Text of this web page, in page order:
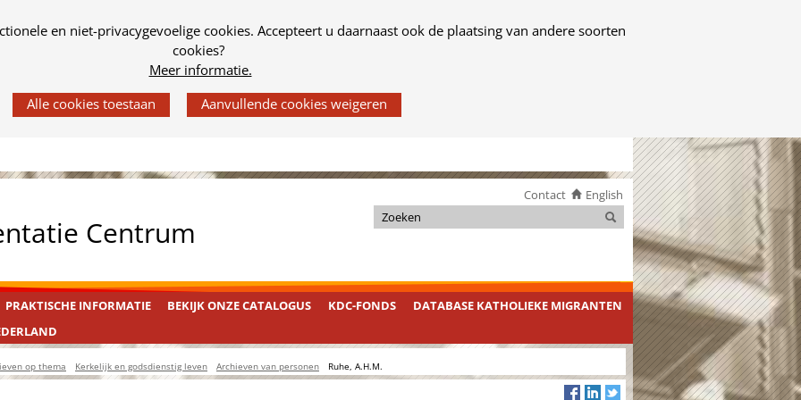
en niet-privacygevoelige cookies. Accepteert u daarnaast ook de plaatsing van andere soorten
cookies?
Meer informatie.
Centrum
Contact English
k
i
d
e
Zoeken
Zoeken
PRAKTISCHE INFORMATIE BEKIJK ONZE CATALOGUS KDC-FONDS
DATABASE KATHOLIEKE MIGRANTEN
op thema Kerkelijk en godsdienstig leven Archieven van personen Ruhe, A.H.M.